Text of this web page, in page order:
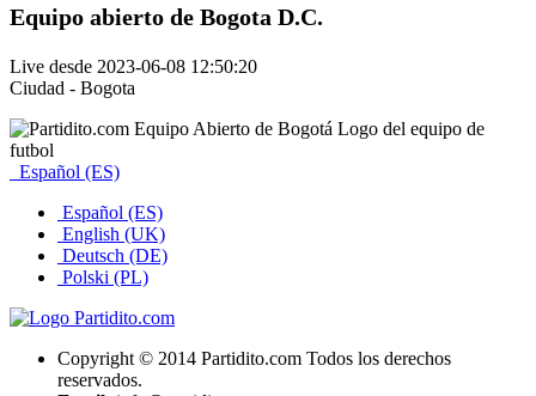
Equipo abierto de Bogota D.C.
Live desde 2023-06-08 12:50:20
Ciudad - Bogota
Español (ES)
Español (ES)
English (UK)
Deutsch (DE)
Polski (PL)
Copyright © 2014 Partidito.com Todos los derechos
reservados.